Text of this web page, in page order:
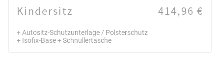
Kindersitz
+ Autositz-Schutzunterlage / Polsterschutz
+ Isofix-Base + Schnullertasche
414,96 €